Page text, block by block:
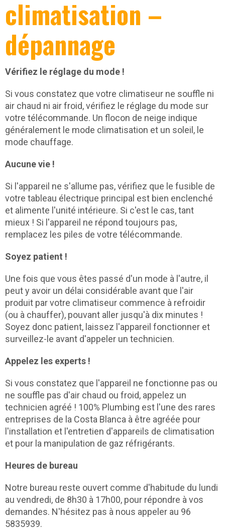
climatisation –
dépannage
Vérifiez le réglage du mode !
Si vous constatez que votre climatiseur ne souffle ni
air chaud ni air froid, vérifiez le réglage du mode sur
votre télécommande. Un flocon de neige indique
généralement le mode climatisation et un soleil, le
mode chauffage.
Aucune vie !
Si l'appareil ne s'allume pas, vérifiez que le fusible de
votre tableau électrique principal est bien enclenché
et alimente l'unité intérieure. Si c'est le cas, tant
mieux ! Si l'appareil ne répond toujours pas,
remplacez les piles de votre télécommande.
Soyez patient !
Une fois que vous êtes passé d'un mode à l'autre, il
peut y avoir un délai considérable avant que l'air
produit par votre climatiseur commence à refroidir
(ou à chauffer), pouvant aller jusqu'à dix minutes !
Soyez donc patient, laissez l'appareil fonctionner et
surveillez-le avant d'appeler un technicien.
Appelez les experts !
Si vous constatez que l'appareil ne fonctionne pas ou
ne souffle pas d'air chaud ou froid, appelez un
technicien agréé ! 100% Plumbing est l'une des rares
entreprises de la Costa Blanca à être agréée pour
l'installation et l'entretien d'appareils de climatisation
et pour la manipulation de gaz réfrigérants.
Heures de bureau
Notre bureau reste ouvert comme d'habitude du lundi
au vendredi, de 8h30 à 17h00, pour répondre à vos
demandes. N'hésitez pas à nous appeler au 96
5835939.